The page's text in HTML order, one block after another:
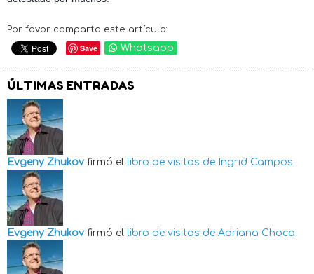
Por favor comparta este artículo:
Save Whatsapp
ÚLTIMAS ENTRADAS
Evgeny Zhukov firmó el libro de visitas de Ingrid Campos
Evgeny Zhukov firmó el libro de visitas de Adriana Choca